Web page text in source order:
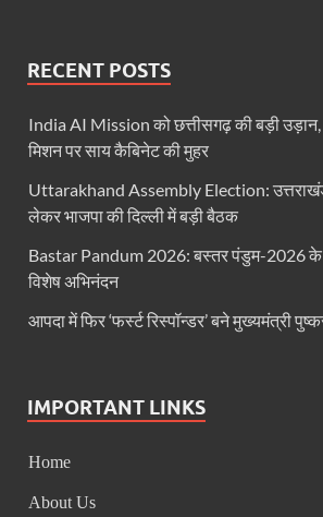
RECENT POSTS
India AI Mission को छत्तीसगढ़ की बड़ी
मिशन पर साय कैबिनेट की मुहर
Uttarakhand Assembly Election:
लेकर भाजपा की दिल्ली में बड़ी बैठक
Bastar Pandum 2026: बस्तर पंडुम-2026
विशेष अभिनंदन
आपदा में फिर ‘फर्स्ट रिस्पॉन्डर’ बने मुख्यमंत्री
IMPORTANT LINKS
Home
About Us